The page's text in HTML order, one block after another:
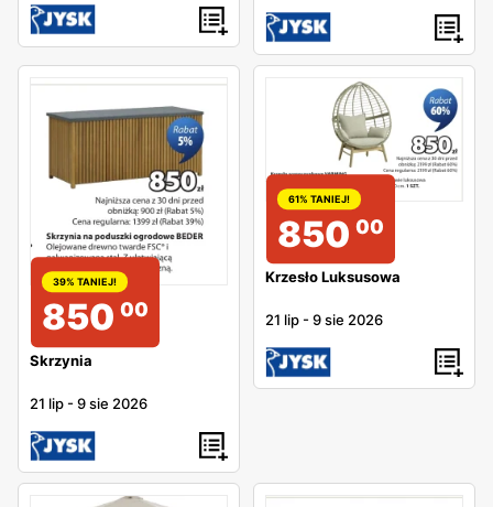
39% TANIEJ!
850 00
Skrzynia
21 lip -9 sie 2026
61% TANIEJ!
850 00
Krzesło Luksusowa
21 lip -9 sie 2026